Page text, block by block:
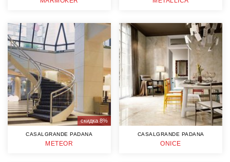
скидка 8%
CASALGRANDE PADANA
METEOR
CASALGRANDE PADANA
ONICE